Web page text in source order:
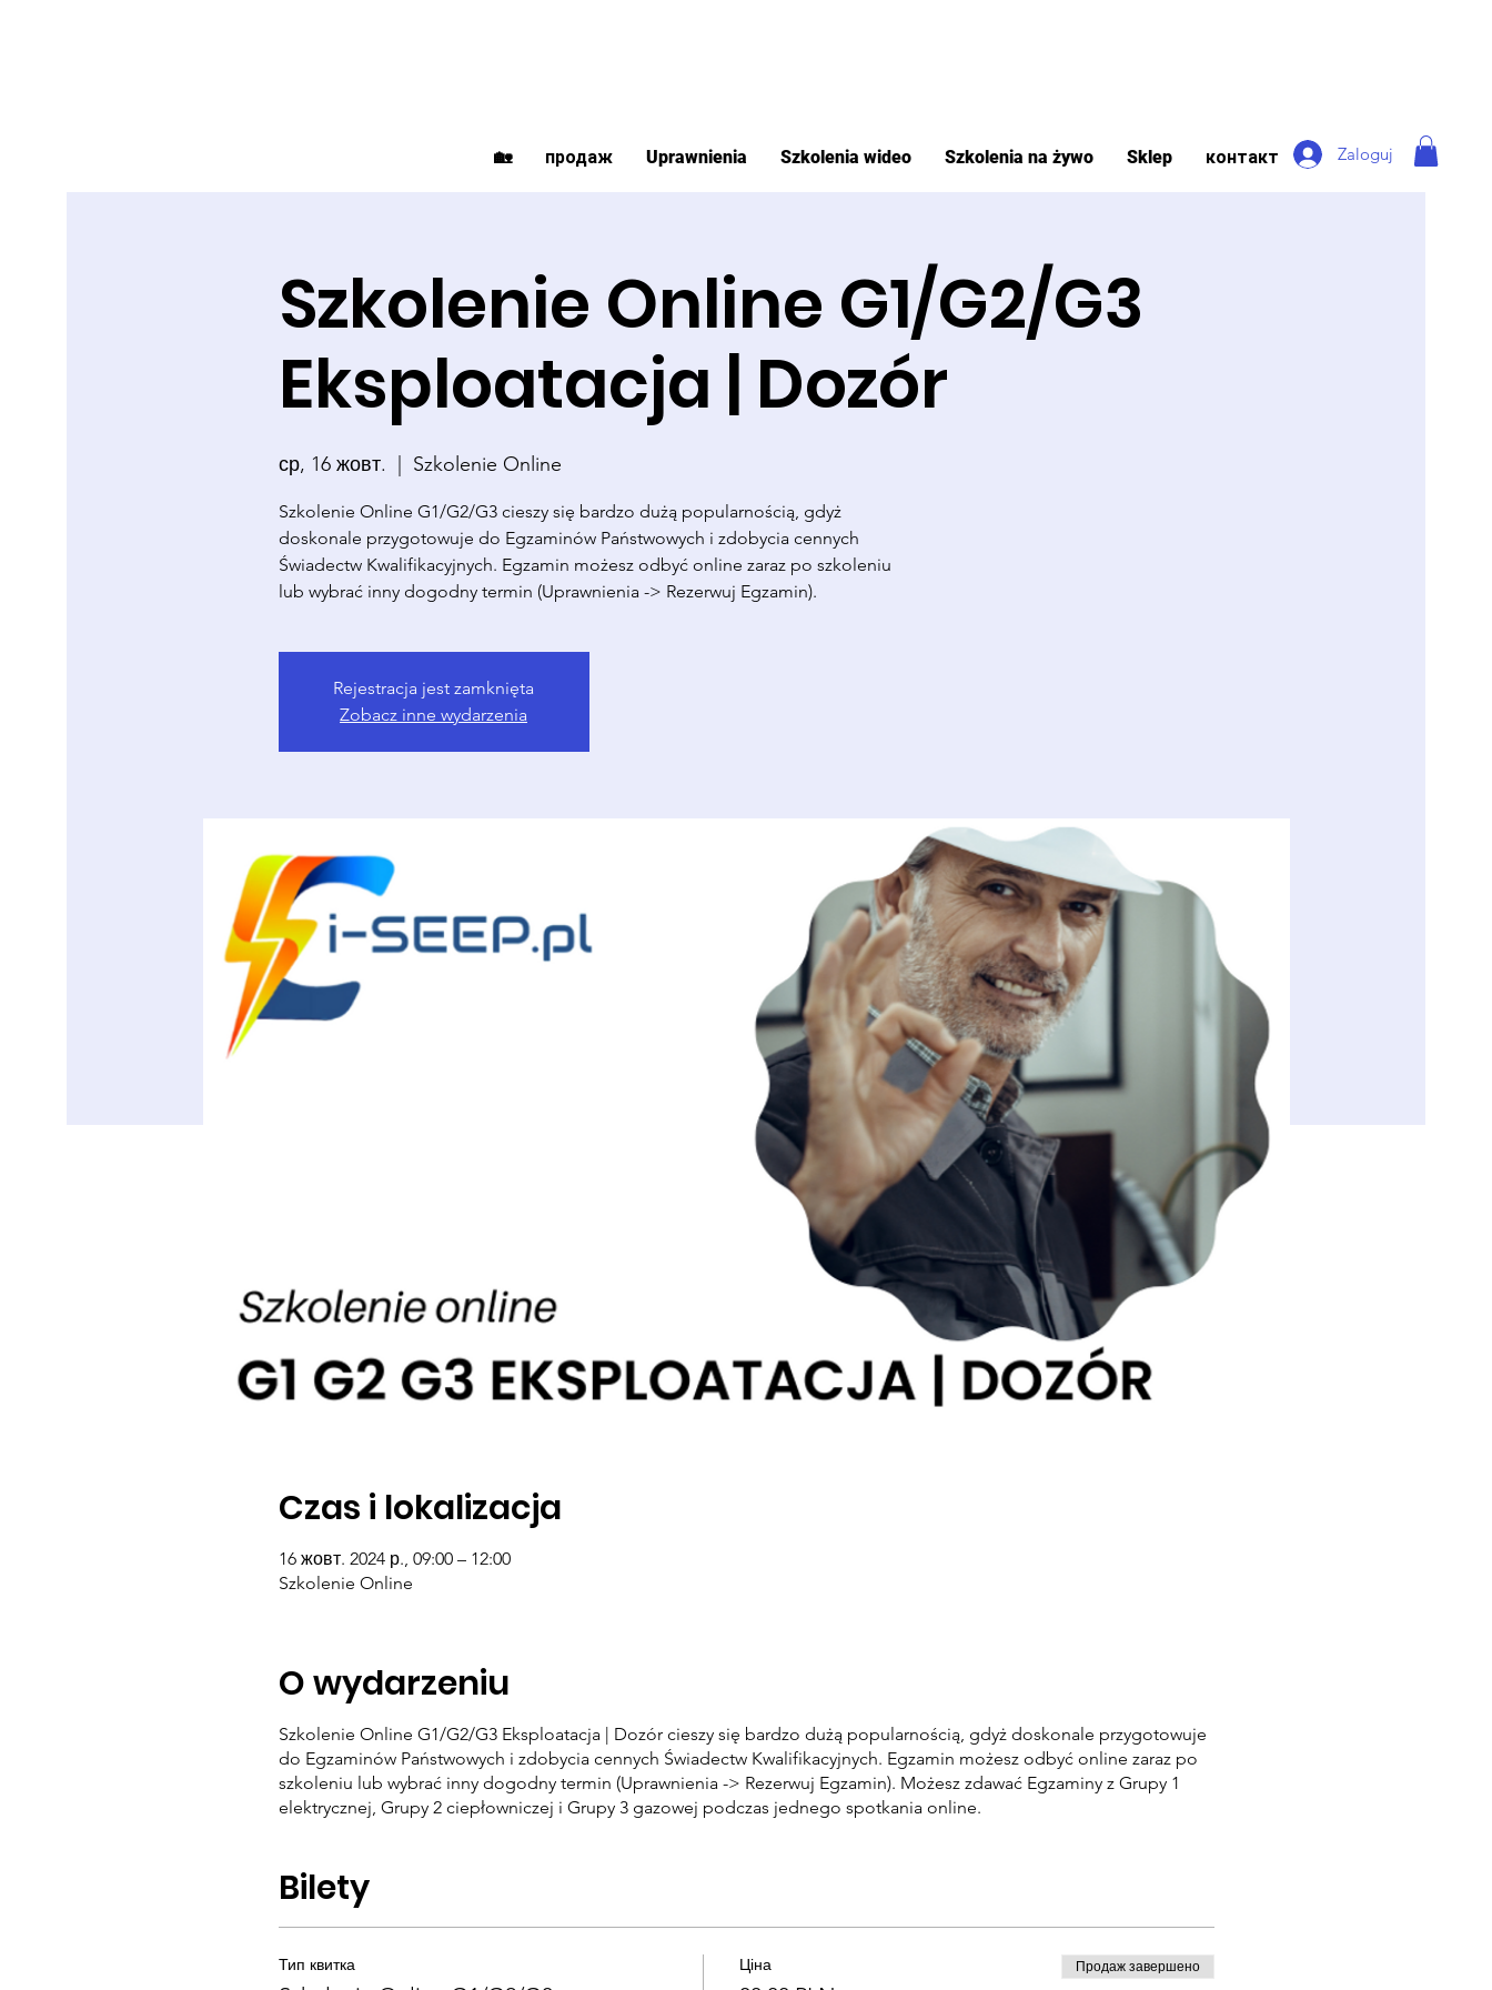
🏡 продаж Uprawnienia Szkolenia wideo Szkolenia na żywo Sklep контакт Zaloguj
Szkolenie Online G1/G2/G3
Eksploatacja | Dozór
ср, 16 жовт.
  |
Szkolenie Online
Szkolenie Online G1/G2/G3 cieszy się bardzo dużą popularnością, gdyż
doskonale przygotowuje do Egzaminów Państwowych i zdobycia cennych
Świadectw Kwalifikacyjnych. Egzamin możesz odbyć online zaraz po szkoleniu
lub wybrać inny dogodny termin (Uprawnienia -> Rezerwuj Egzamin).
Rejestracja jest zamknięta
Zobacz inne wydarzenia
Czas i lokalizacja
16 жовт. 2024 р., 09:00 – 12:00
Szkolenie Online
O wydarzeniu
Szkolenie Online G1/G2/G3 Eksploatacja | Dozór cieszy się bardzo dużą popularnością, gdyż doskonale przygotowuje
do Egzaminów Państwowych i zdobycia cennych Świadectw Kwalifikacyjnych. Egzamin możesz odbyć online zaraz po
szkoleniu lub wybrać inny dogodny termin (Uprawnienia -> Rezerwuj Egzamin). Możesz zdawać Egzaminy z Grupy 1
elektrycznej, Grupy 2 ciepłowniczej i Grupy 3 gazowej podczas jednego spotkania online.
Bilety
Тип квитка Ціна Продаж завершено